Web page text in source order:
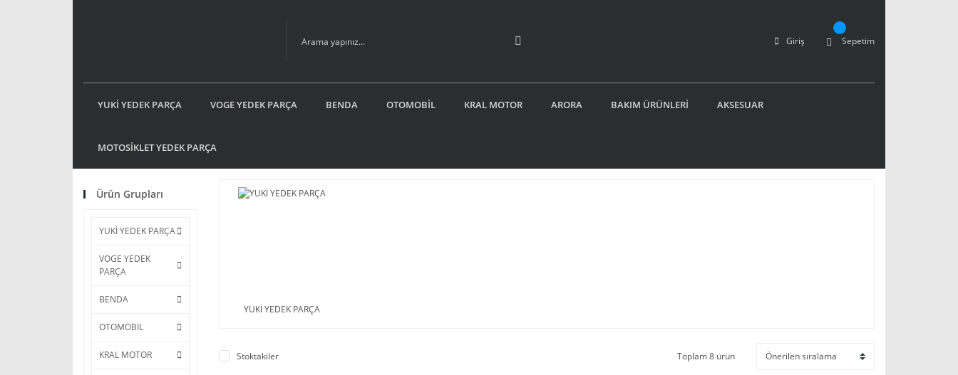
Giriş Sepetim
YUKİ YEDEK PARÇA VOGE YEDEK PARÇA BENDA OTOMOBİL KRAL MOTOR ARORA BAKIM ÜRÜNLERİ AKSESUAR
MOTOSİKLET YEDEK PARÇA
Ürün Grupları
YUKİ YEDEK PARÇA
VOGE YEDEK
PARÇA
BENDA
OTOMOBİL
KRAL MOTOR
YUKİ YEDEK PARÇA
Stoktakiler Toplam 8 ürün